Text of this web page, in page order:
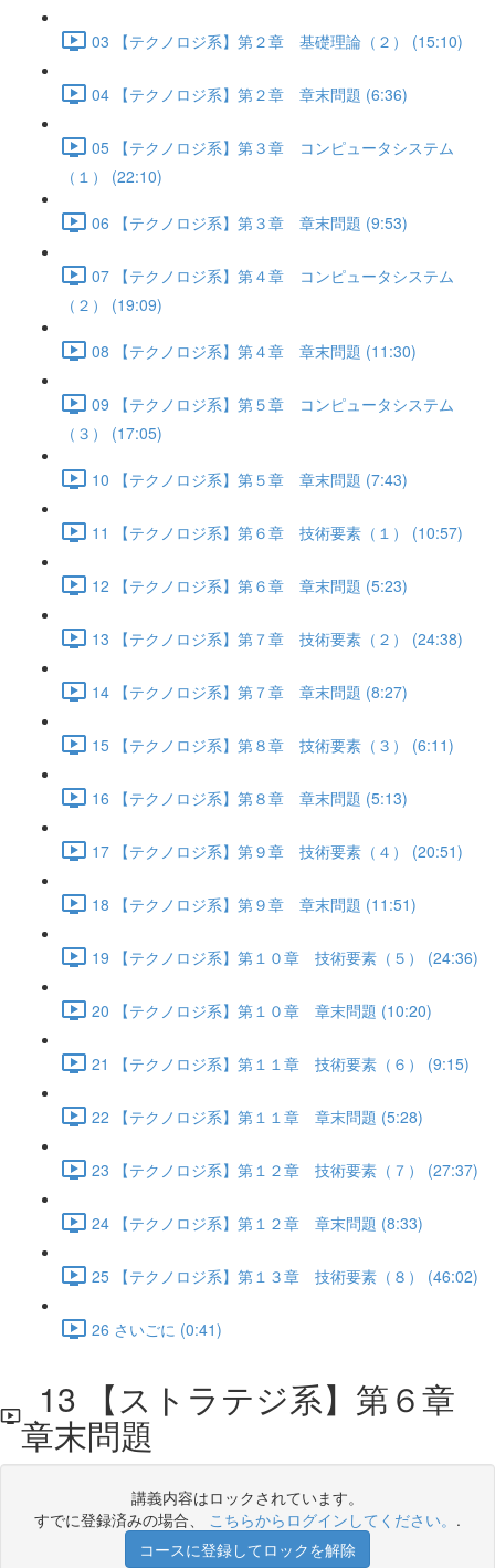
03 【テクノロジ系】第２章 基礎理論（２） (15:10)
04 【テクノロジ系】第２章 章末問題 (6:36)
05 【テクノロジ系】第３章 コンピュータシステム
（１） (22:10)
06 【テクノロジ系】第３章 章末問題 (9:53)
07 【テクノロジ系】第４章 コンピュータシステム
（２） (19:09)
08 【テクノロジ系】第４章 章末問題 (11:30)
09 【テクノロジ系】第５章 コンピュータシステム
（３） (17:05)
10 【テクノロジ系】第５章 章末問題 (7:43)
11 【テクノロジ系】第６章 技術要素（１） (10:57)
12 【テクノロジ系】第６章 章末問題 (5:23)
13 【テクノロジ系】第７章 技術要素（２） (24:38)
14 【テクノロジ系】第７章 章末問題 (8:27)
15 【テクノロジ系】第８章 技術要素（３） (6:11)
16 【テクノロジ系】第８章 章末問題 (5:13)
17 【テクノロジ系】第９章 技術要素（４） (20:51)
18 【テクノロジ系】第９章 章末問題 (11:51)
19 【テクノロジ系】第１０章 技術要素（５） (24:36)
20 【テクノロジ系】第１０章 章末問題 (10:20)
21 【テクノロジ系】第１１章 技術要素（６） (9:15)
22 【テクノロジ系】第１１章 章末問題 (5:28)
23 【テクノロジ系】第１２章 技術要素（７） (27:37)
24 【テクノロジ系】第１２章 章末問題 (8:33)
25 【テクノロジ系】第１３章 技術要素（８） (46:02)
26 さいごに (0:41)
13 【ストラテジ系】第６章
章末問題
講義内容はロックされています。
すでに登録済みの場合、 こちらからログインしてください。 .
コースに登録してロックを解除